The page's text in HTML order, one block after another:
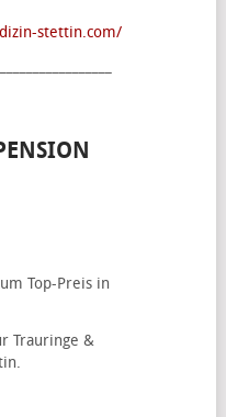
Top-Preis in
Trauringe &